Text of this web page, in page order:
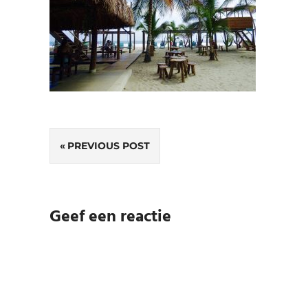
Bericht
navigatie
PREVIOUS POST
Geef een reactie